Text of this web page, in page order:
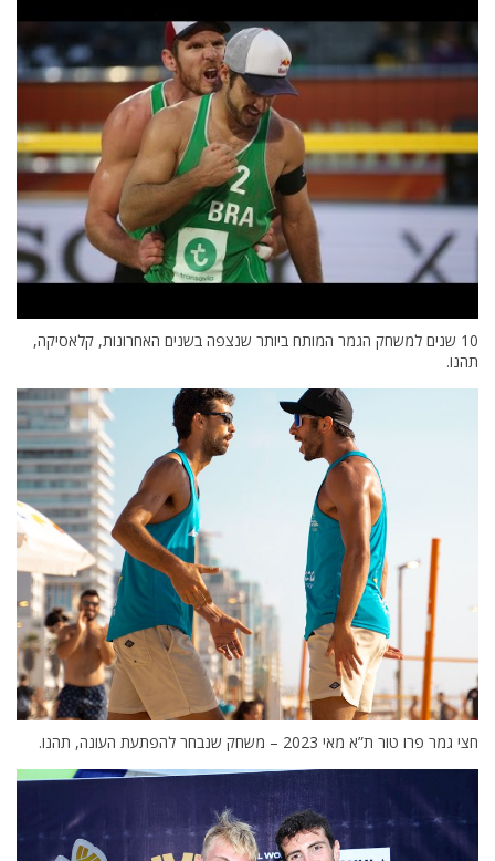
10 שנים למשחק הגמר המותח ביותר שנצפה בשנים האחרונות, קלאסיקה,
תהנו.
חצי גמר פרו טור ת”א מאי 2023 – משחק שנבחר להפתעת העונה, תהנו.